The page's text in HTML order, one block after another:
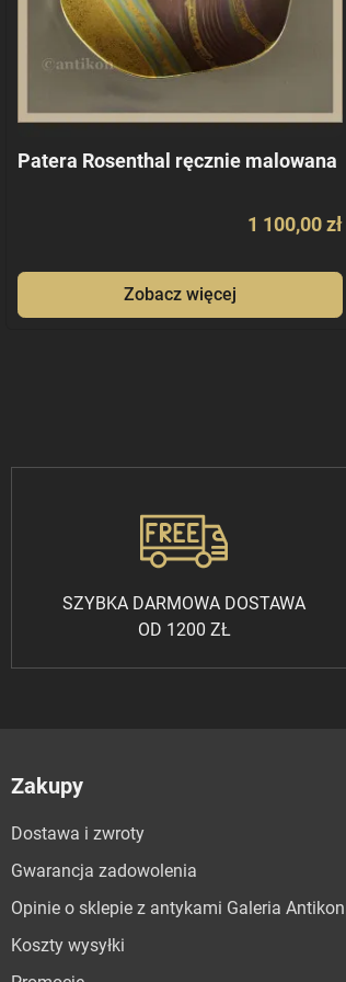
Patera Rosenthal ręcznie malowana
1 100,00 zł
Zobacz więcej
SZYBKA DARMOWA DOSTAWA
OD 1200 ZŁ
Zakupy
Dostawa i zwroty
Gwarancja zadowolenia
Opinie o sklepie z antykami Galeria Antikon
Koszty wysyłki